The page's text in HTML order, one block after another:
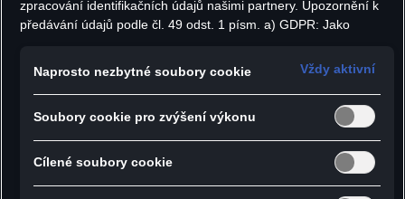
Kožené zboží
zpracování identifikačních údajů našimi partnery. Upozornění k
předávání údajů podle čl. 49 odst. 1 písm. a) GDPR: Jako
používán Google Analytics. Nelze vyloučit, že společnost
Google Ireland jako náš smluvní partner předává osobní údaje
státech neexistuje úroveň ochrany osobních údajů věcně
rovnocenná Evropské unii a chybí rozhodnutí Evropské komise
o odpovídající ochraně. Z toho pro vás mohou vyplývat rizika,
protože v USA nemůžete účinně uplatnit svá práva subjektu
údajů, v USA neexistují zásady ochrany osobních údajů a nelze
Naprosto nezbytné soubory cookie Vždy aktivní
Soubory cookie pro zvýšení výkonu
Cílené soubory cookie